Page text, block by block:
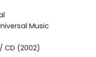
Music
CD (2002)